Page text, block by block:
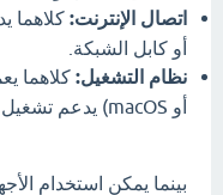
اتصال الإنترنت:
أو كابل الشبكة.
نظام التشغيل:
أو macOS) يدعم تشغيل الألعاب وتطبيقات الإنترنت.
بينما يمكن استخدام